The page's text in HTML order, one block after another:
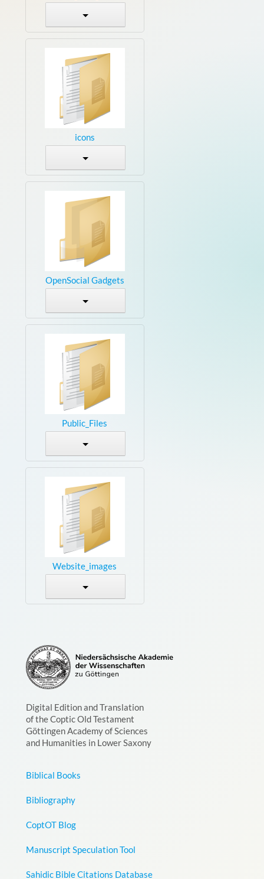
icons
OpenSocial Gadgets
Public_Files
Website_images
Digital Edition and Translation
of the Coptic Old Testament
Göttingen Academy of Sciences
and Humanities in Lower Saxony
Biblical Books
Bibliography
CoptOT Blog
Manuscript Speculation Tool
Sahidic Bible Citations Database